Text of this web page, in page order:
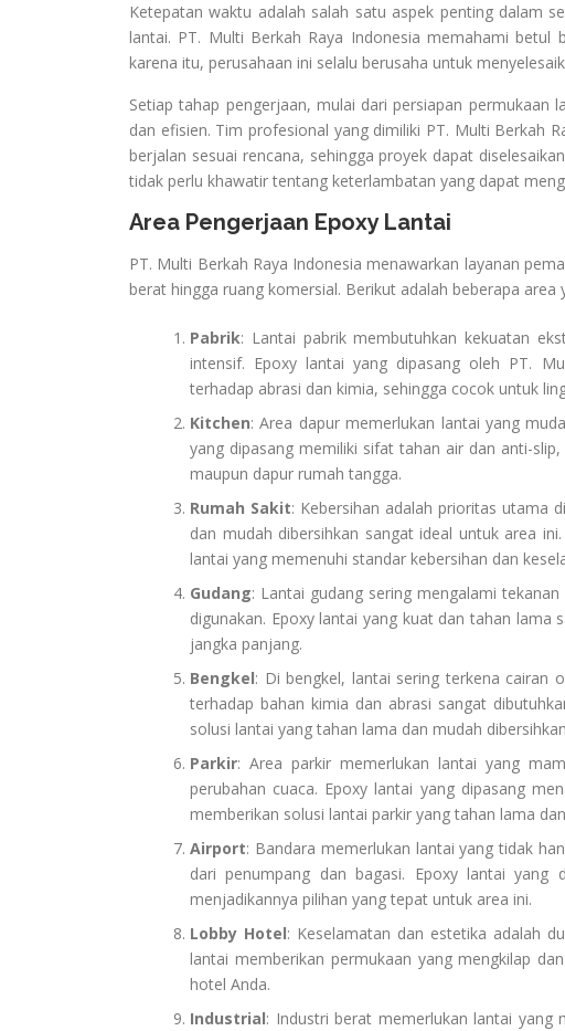
Ketepatan waktu adalah salah satu aspek penting dalam
lantai. PT. Multi Berkah Raya Indonesia memahami
karena itu, perusahaan ini selalu berusaha untuk
Setiap tahap pengerjaan, mulai dari persiapan permukaan
dan efisien. Tim profesional yang dimiliki PT. Multi Berkah
berjalan sesuai rencana, sehingga proyek dapat
tidak perlu khawatir tentang keterlambatan yang dapat
Area Pengerjaan Epoxy Lantai
PT. Multi Berkah Raya Indonesia menawarkan layanan
berat hingga ruang komersial. Berikut adalah beberapa area
Pabrik: Lantai pabrik membutuhkan kekuatan
intensif. Epoxy lantai yang dipasang oleh PT.
terhadap abrasi dan kimia, sehingga cocok untuk
Kitchen: Area dapur memerlukan lantai yang
yang dipasang memiliki sifat tahan air dan anti-
maupun dapur rumah tangga.
Rumah Sakit: Kebersihan adalah prioritas utama
dan mudah dibersihkan sangat ideal untuk area
lantai yang memenuhi standar kebersihan dan
Gudang: Lantai gudang sering mengalami
digunakan. Epoxy lantai yang kuat dan tahan
jangka panjang.
Bengkel: Di bengkel, lantai sering terkena cairan
terhadap bahan kimia dan abrasi sangat
solusi lantai yang tahan lama dan mudah
Parkir: Area parkir memerlukan lantai yang
perubahan cuaca. Epoxy lantai yang dipasang
memberikan solusi lantai parkir yang tahan lama
Airport: Bandara memerlukan lantai yang tidak
dari penumpang dan bagasi. Epoxy lantai yang
menjadikannya pilihan yang tepat untuk area ini.
Lobby Hotel: Keselamatan dan estetika adalah
lantai memberikan permukaan yang mengkilap
hotel Anda.
Industrial: Industri berat memerlukan lantai yang